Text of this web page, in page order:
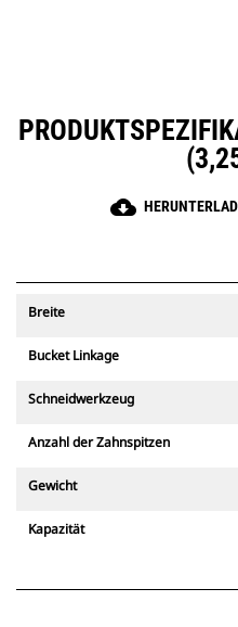
cloud_download
Breite
Bucket Linkage
Schneidwerkzeug
Anzahl der Zahnspitzen
Gewicht
Kapazität